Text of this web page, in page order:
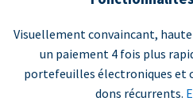
Visuellement convaincant,
un paiement 4 fois plus
portefeuilles électroniques et
dons récurrents.